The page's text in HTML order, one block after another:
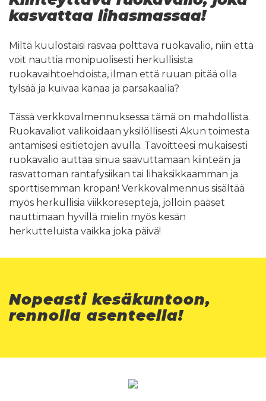
kasvattaa lihasmassaa!
Miltä kuulostaisi rasvaa polttava ruokavalio, niin että
voit nauttia monipuolisesti herkullisista
ruokavaihtoehdoista, ilman että ruuan pitää olla
tylsää ja kuivaa kanaa ja parsakaalia?
Tässä verkkovalmennuksessa tämä on mahdollista.
Ruokavaliot valikoidaan yksilöllisesti Akun toimesta
antamisesi esitietojen avulla. Tavoitteesi mukaisesti
ruokavalio auttaa sinua saavuttamaan kiinteän ja
rasvattoman rantafysiikan tai lihaksikkaamman ja
sporttisemman kropan! Verkkovalmennus sisältää
myös herkullisia viikkoreseptejä, jolloin pääset
nauttimaan hyvillä mielin myös kesän
herkutteluista vaikka joka päivä!
Nopeasti kesäkuntoon,
rennolla asenteella!